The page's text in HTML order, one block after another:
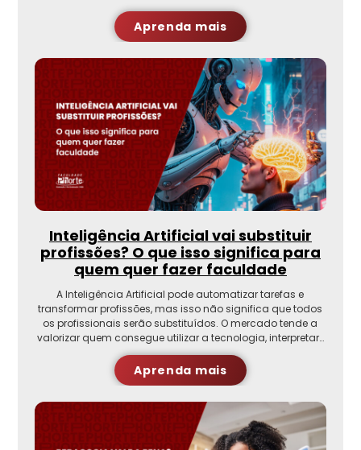
Aprenda mais
Inteligência Artificial vai substituir
profissões? O que isso significa para
quem quer fazer faculdade
A Inteligência Artificial pode automatizar tarefas e
transformar profissões, mas isso não significa que todos
os profissionais serão substituídos. O mercado tende a
valorizar quem consegue utilizar a tecnologia, interpretar…
Aprenda mais